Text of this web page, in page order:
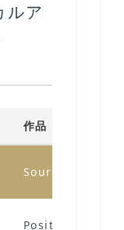
ルア
作品
Sour
Positions